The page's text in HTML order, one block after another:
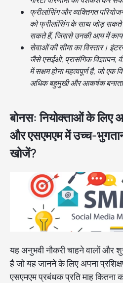
फ्रीलांसिंग और व्यक्तिगत
को फ्रीलांसिंग के साथ जोड़
सकते हैं, जिससे उनकी आय में काफी
सेवाओं की सीमा का विस्तार।
जैसे एसईओ, प्रासंगिक विज्ञापन,
में सक्षम होना महत्वपूर्ण है, जो एक
अधिक बहुमुखी और आकर्षक
बोनस: नियोक्ताओं के लिए
और एसएमएम में उच्च-
खोजें?
यह अनुभवी नौकरी चाहने वालों और
है जो यह जानने के लिए अपना
एसएमएम प्रबंधक प्रति माह कितना